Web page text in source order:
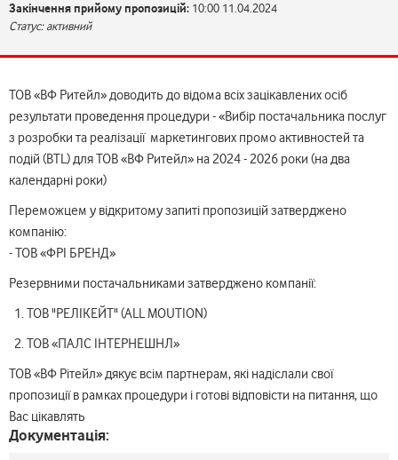
Закінчення прийому пропозицій: 10:00 11.04.2024
Статус: активний
ТОВ «ВФ Ритейл» доводить до відома всіх зацікавлених осіб
результати проведення процедури - «Вибір постачальника послуг
з розробки та реалізації маркетингових промо активностей та
подій (BTL) для ТОВ «ВФ Ритейл» на 2024 - 2026 роки (на два
календарні роки)
Переможцем у відкритому запиті пропозицій затверджено
компанію:
- ТОВ «ФРІ БРЕНД»
Резервними постачальниками затверджено компанії:
ТОВ "РЕЛІКЕЙТ" (ALL MOUTION)
ТОВ «ПАЛС ІНТЕРНЕШНЛ»
ТОВ «ВФ Рітейл» дякує всім партнерам, які надіслали свої
пропозиції в рамках процедури і готові відповісти на питання, що
Вас цікавлять
Документація: